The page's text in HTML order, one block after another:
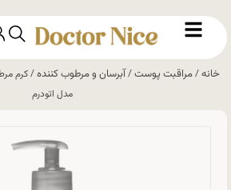
خانه/مراقبت پوست/آبرسان و مرطوب کننده
مدل اتودرم